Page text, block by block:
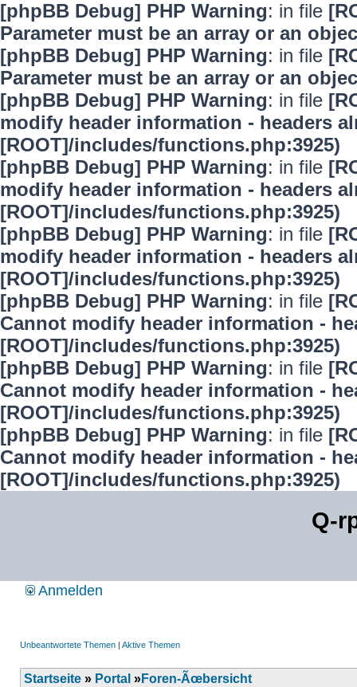
[phpBB Debug] PHP Warning: in file
Parameter must be an array or an
[phpBB Debug] PHP Warning: in file
Parameter must be an array or an
[phpBB Debug] PHP Warning: in file
modify header information - headers
[ROOT]/includes/functions.php:3925)
[phpBB Debug] PHP Warning: in file
modify header information - headers
[ROOT]/includes/functions.php:3925)
[phpBB Debug] PHP Warning: in file
modify header information - headers
[ROOT]/includes/functions.php:3925)
[phpBB Debug] PHP Warning: in file
Cannot modify header information -
[ROOT]/includes/functions.php:3925)
[phpBB Debug] PHP Warning: in file
Cannot modify header information -
[ROOT]/includes/functions.php:3925)
[phpBB Debug] PHP Warning: in file
Cannot modify header information -
[ROOT]/includes/functions.php:3925)
Q-
Anmelden
Unbeantwortete Themen | Aktive Themen
Startseite » Portal »Foren-Ãœbersicht